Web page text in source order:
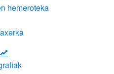
hemeroteka